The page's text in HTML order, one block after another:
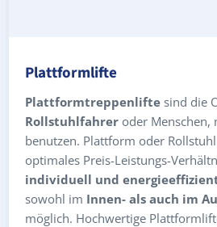
Plattformlifte
Plattformtreppenlifte sind die
Rollstuhlfahrer oder Menschen,
benutzen. Plattform oder
optimales Preis-Leistungs-
individuell und
sowohl im Innen- als auch im
möglich. Hochwertige